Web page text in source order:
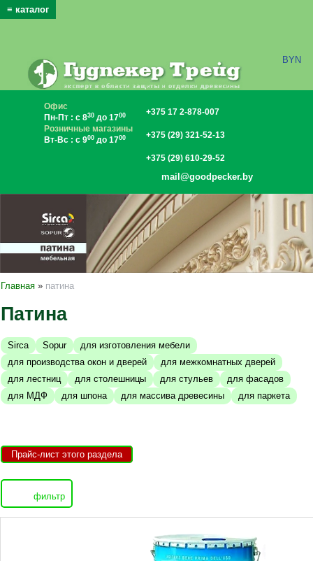
x
≡ каталог
BYN
Офис
Пн-Пт : с 830 до 1700
Розничные магазины
Вт-Вс : с 900 до 1700
+375 17 2-878-007
+375 (29) 321-52-13
+375 (29) 610-29-52
mail@goodpecker.by
Главная » патина
Патина
Sirca Sopur
для изготовления мебели
для производства окон и дверей
для межкомнатных дверей
для лестниц
для столешницы для стульев
для фасадов
для МДФ
для шпона для массива древесины для паркета
Прайс-лист этого раздела
фильтр